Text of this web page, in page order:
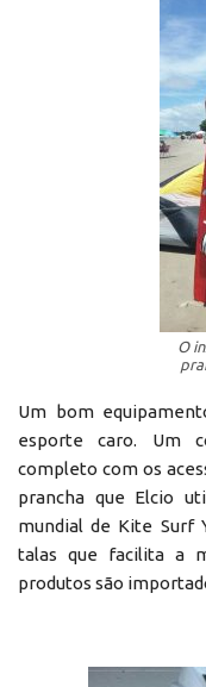
O
Um bom
esporte caro. Um
completo com os
prancha que Elcio
mundial de Kite Surf
talas que facilita a
produtos são